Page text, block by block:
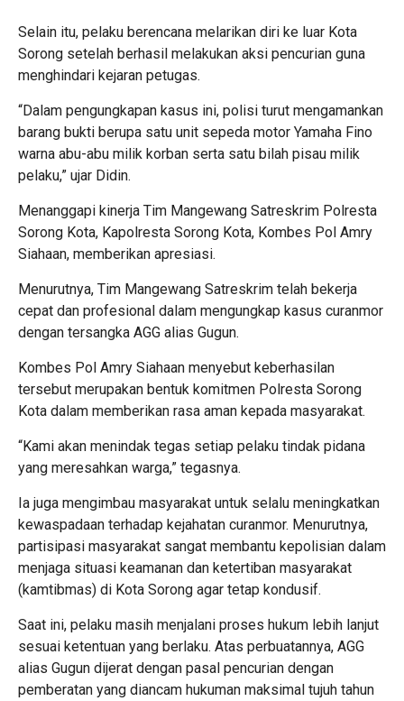
Selain itu, pelaku berencana melarikan diri ke luar Kota
Sorong setelah berhasil melakukan aksi pencurian guna
menghindari kejaran petugas.
“Dalam pengungkapan kasus ini, polisi turut mengamankan
barang bukti berupa satu unit sepeda motor Yamaha Fino
warna abu-abu milik korban serta satu bilah pisau milik
pelaku,” ujar Didin.
Menanggapi kinerja Tim Mangewang Satreskrim Polresta
Sorong Kota, Kapolresta Sorong Kota, Kombes Pol Amry
Siahaan, memberikan apresiasi.
Menurutnya, Tim Mangewang Satreskrim telah bekerja
cepat dan profesional dalam mengungkap kasus curanmor
dengan tersangka AGG alias Gugun.
Kombes Pol Amry Siahaan menyebut keberhasilan
tersebut merupakan bentuk komitmen Polresta Sorong
Kota dalam memberikan rasa aman kepada masyarakat.
“Kami akan menindak tegas setiap pelaku tindak pidana
yang meresahkan warga,” tegasnya.
Ia juga mengimbau masyarakat untuk selalu meningkatkan
kewaspadaan terhadap kejahatan curanmor. Menurutnya,
partisipasi masyarakat sangat membantu kepolisian dalam
menjaga situasi keamanan dan ketertiban masyarakat
(kamtibmas) di Kota Sorong agar tetap kondusif.
Saat ini, pelaku masih menjalani proses hukum lebih lanjut
sesuai ketentuan yang berlaku. Atas perbuatannya, AGG
alias Gugun dijerat dengan pasal pencurian dengan
pemberatan yang diancam hukuman maksimal tujuh tahun